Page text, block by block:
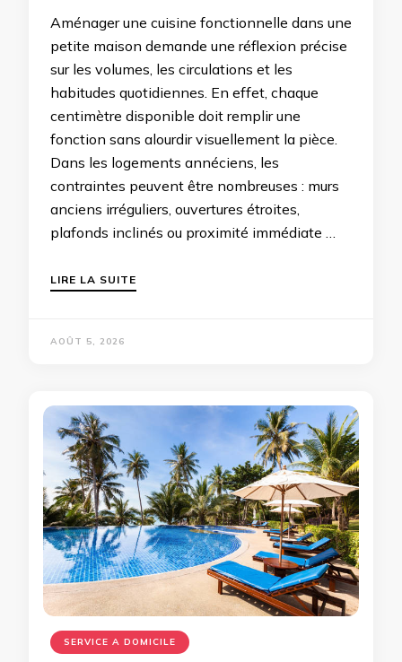
Aménager une cuisine fonctionnelle dans une
petite maison demande une réflexion précise
sur les volumes, les circulations et les
habitudes quotidiennes. En effet, chaque
centimètre disponible doit remplir une
fonction sans alourdir visuellement la pièce.
Dans les logements annéciens, les
contraintes peuvent être nombreuses : murs
anciens irréguliers, ouvertures étroites,
plafonds inclinés ou proximité immédiate …
LIRE LA SUITE
AOÛT 5, 2026
SERVICE A DOMICILE